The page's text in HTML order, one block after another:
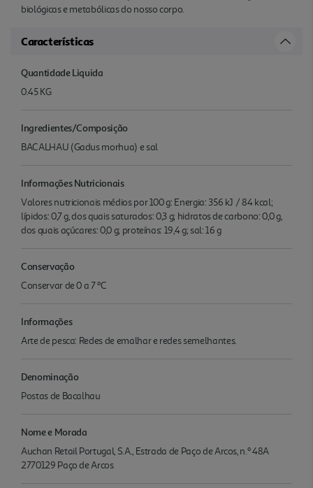
biológicas e metabólicas do nosso corpo.
Características
Quantidade Liquida
0.45 KG
Ingredientes/Composição
BACALHAU (Gadus morhua) e sal
Informações Nutricionais
Valores nutricionais médios por 100 g: Energia: 356 kJ / 84 kcal;
lípidos: 0,7 g, dos quais saturados: 0,3 g; hidratos de carbono: 0,0 g,
dos quais açúcares: 0,0 g; proteínas: 19,4 g; sal: 16 g
Conservação
Conservar de 0 a 7 ºC
Informações
Arte de pesca: Redes de emalhar e redes semelhantes.
Denominação
Postas de Bacalhau
Nome e Morada
Auchan Retail Portugal, S.A., Estrada de Paço de Arcos, n.º 48A
2770129 Paço de Arcos